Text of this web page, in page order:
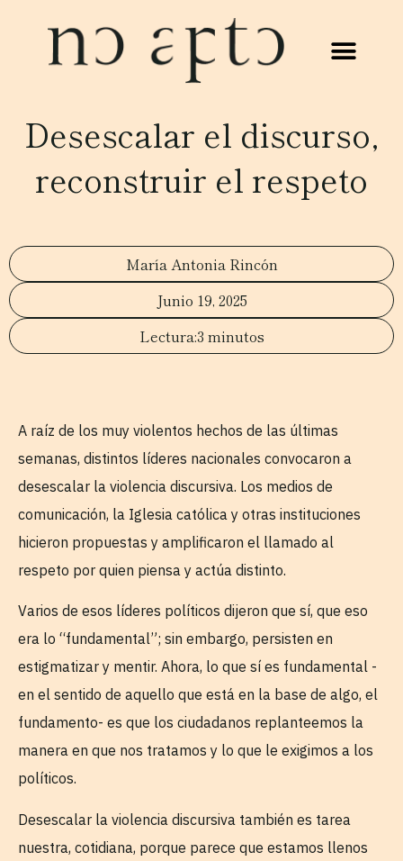
Desescalar el discurso,
reconstruir el respeto
María Antonia Rincón
Junio 19, 2025
3 minutos
A raíz de los muy violentos hechos de las últimas
semanas, distintos líderes nacionales convocaron a
desescalar la violencia discursiva. Los medios de
comunicación, la Iglesia católica y otras instituciones
hicieron propuestas y amplificaron el llamado al
respeto por quien piensa y actúa distinto.
Varios de esos líderes políticos dijeron que sí, que eso
era lo “fundamental”; sin embargo, persisten en
estigmatizar y mentir. Ahora, lo que sí es fundamental -
en el sentido de aquello que está en la base de algo, el
fundamento- es que los ciudadanos replanteemos la
manera en que nos tratamos y lo que le exigimos a los
políticos.
Desescalar la violencia discursiva también es tarea
nuestra, cotidiana, porque parece que estamos llenos